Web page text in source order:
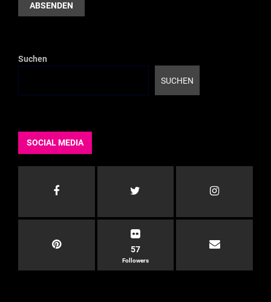
Suchen
SUCHEN
SOCIAL MEDIA
57
Followers